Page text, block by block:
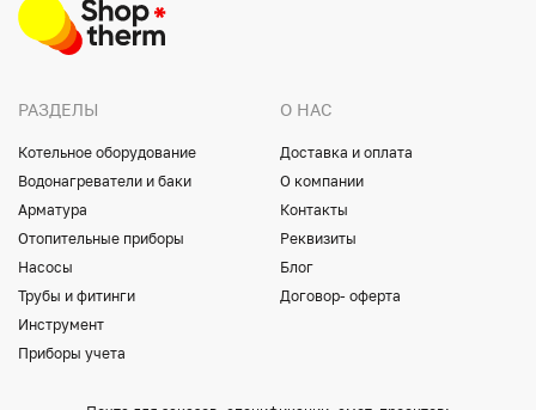
РАЗДЕЛЫ
Котельное оборудование
Водонагреватели и баки
Арматура
Отопительные приборы
Насосы
Трубы и фитинги
Инструмент
Приборы учета
О НАС
Доставка и оплата
О компании
Контакты
Реквизиты
Блог
Договор- оферта